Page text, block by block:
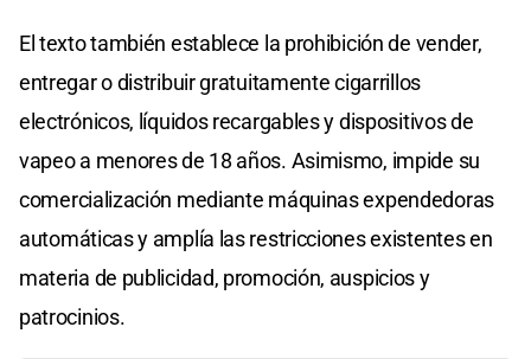
El texto también establece la prohibición de vender,
entregar o distribuir gratuitamente cigarrillos
electrónicos, líquidos recargables y dispositivos de
vapeo a menores de 18 años. Asimismo, impide su
comercialización mediante máquinas expendedoras
automáticas y amplía las restricciones existentes en
materia de publicidad, promoción, auspicios y
patrocinios.